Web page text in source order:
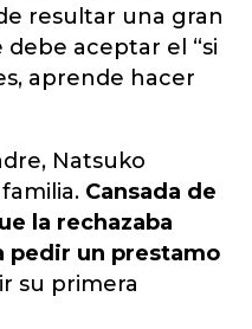
resultar una gran
debe aceptar el “si
aprende hacer
Natsuko
Cansada de
la rechazaba
pedir un prestamo
su primera